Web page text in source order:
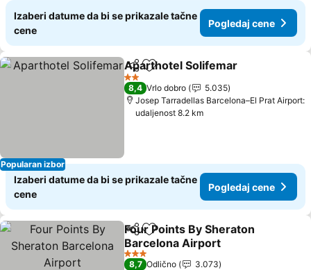
Izaberi datume da bi se prikazale tačne
cene
Pogledaj cene
Popularan izbor
Deli Dodati u favorite
Aparthotel Solifemar
2 Zvezdice
8,4 Vrlo dobro
5.035
Josep Tarradellas Barcelona–El Prat Airport:
udaljenost 8.2 km
Izaberi datume da bi se prikazale tačne
cene
Pogledaj cene
Deli Dodati u favorite
Four Points By Sheraton
Barcelona Airport
Pogledaj cene
3 Zvezdice
8,7 Odlično
3.073